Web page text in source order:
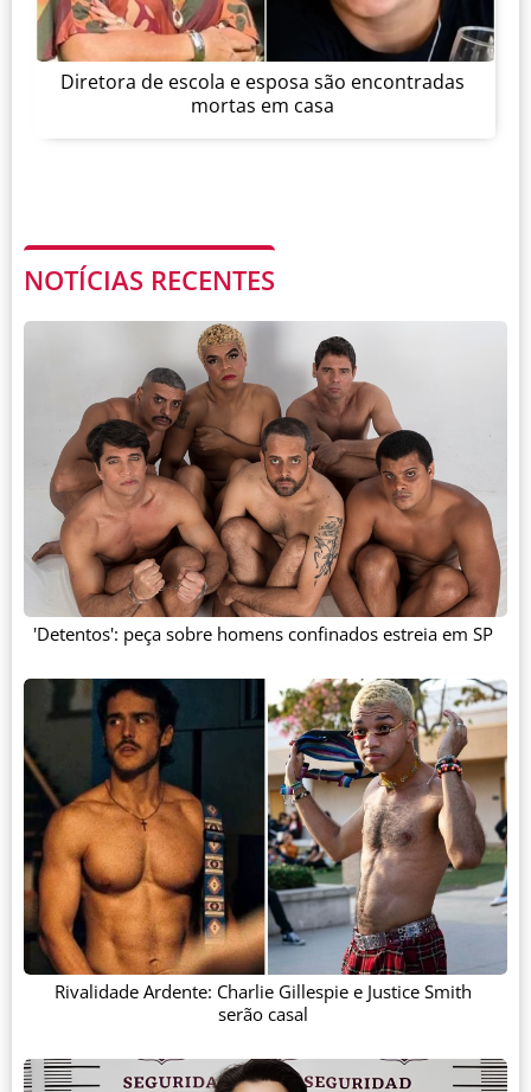
Diretora de escola e esposa são encontradas
mortas em casa
NOTÍCIAS RECENTES
'Detentos': peça sobre homens confinados estreia em SP
Rivalidade Ardente: Charlie Gillespie e Justice Smith
serão casal